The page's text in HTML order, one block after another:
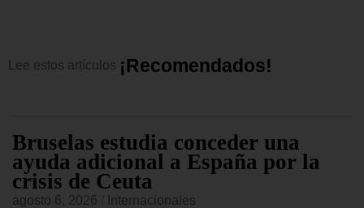
Lee estos artículos ¡Recomendados!
Bruselas estudia conceder una
ayuda adicional a España por la
crisis de Ceuta
agosto 6, 2026 Internacionales